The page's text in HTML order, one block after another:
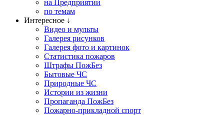
на Предприятии
по темам
Интересное ↓
Видео и мульты
Галерея рисунков
Галерея фото и картинок
Статистика пожаров
Штрафы ПожБез
Бытовые ЧС
Природные ЧС
Истории из жизни
Пропаганда ПожБез
Пожарно-прикладной спорт